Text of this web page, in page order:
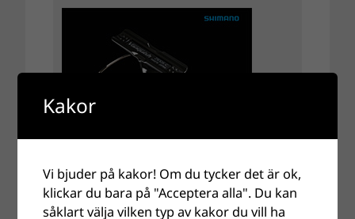
Kakor
Vi bjuder på kakor! Om du tycker det är ok,
klickar du bara på "Acceptera alla". Du kan
såklart välja vilken typ av kakor du vill ha